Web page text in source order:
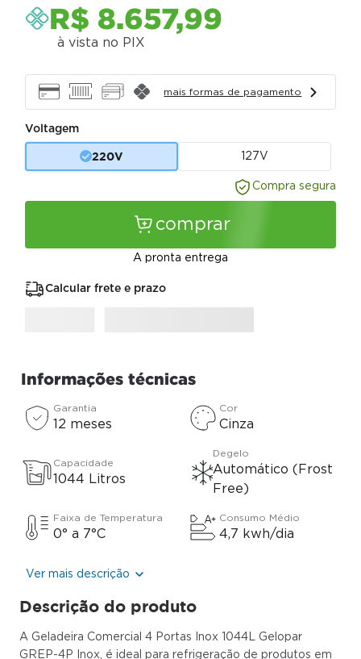
R$ 8.657,99
à vista no PIX
mais formas de pagamento
Voltagem
220V 127V
Compra segura
comprar
A pronta entrega
Calcular frete e prazo
Informações técnicas
Garantia
12 meses
Cor
Cinza
Capacidade
1044 Litros
Degelo
Automático (Frost
Free)
Faixa de Temperatura
0° a 7°C
Consumo Médio
4,7 kwh/dia
Ver mais descrição
Descrição do produto
A Geladeira Comercial 4 Portas Inox 1044L Gelopar
GREP-4P Inox, é ideal para refrigeração de produtos em